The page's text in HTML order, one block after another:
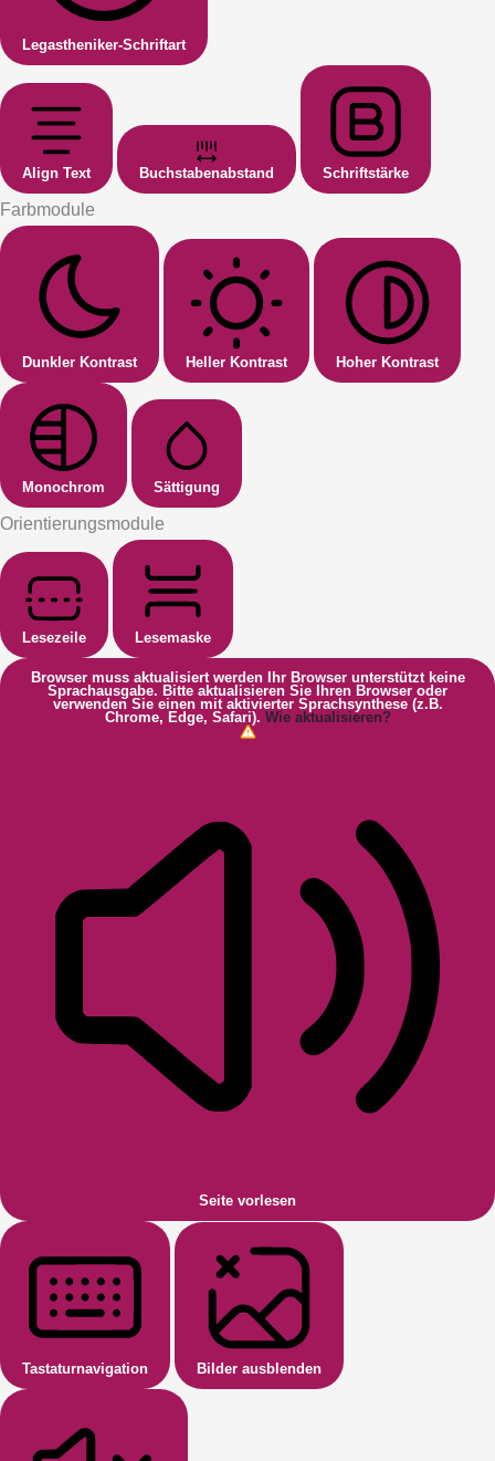
Legastheniker-Schriftart
Align Text Buchstabenabstand Schriftstärke
Farbmodule
Dunkler Kontrast Heller Kontrast Hoher Kontrast
Monochrom Sättigung
Orientierungsmodule
Lesezeile Lesemaske
Browser muss aktualisiert werden
Ihr Browser unterstützt keine
Sprachausgabe. Bitte aktualisieren Sie Ihren Browser oder
verwenden Sie einen mit aktivierter Sprachsynthese (z.B.
Chrome, Edge, Safari). Wie aktualisieren?
Seite vorlesen
Tastaturnavigation Bilder ausblenden